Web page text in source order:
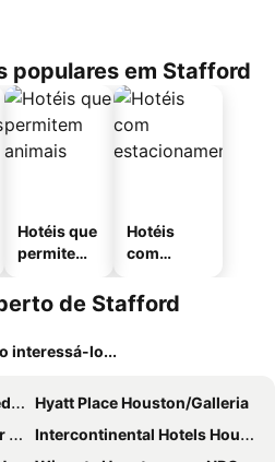
populares em Stafford
Hotéis que
permitem
Hotéis
com
mento
de Stafford
interessá-lo...
Hyatt Place Houston/Galleria
Intercontinental Hotels Houston By Ihg